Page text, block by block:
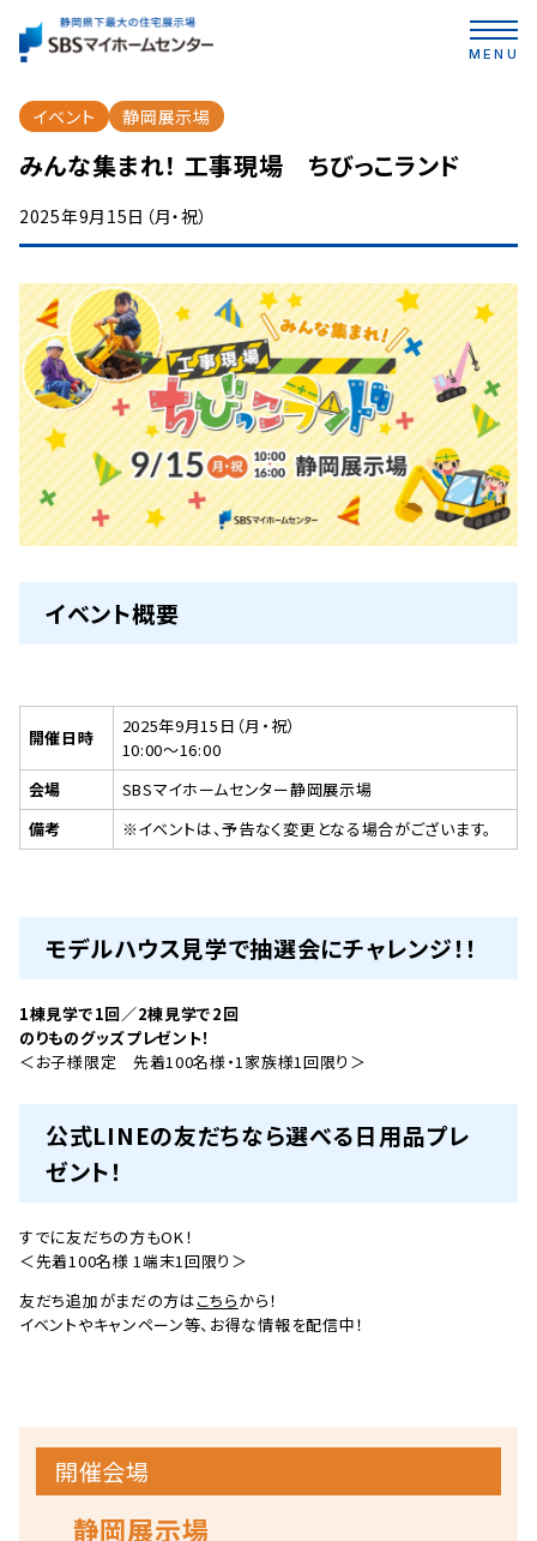
MENU
イベント 静岡展示場
みんな集まれ！ 工事現場 ちびっこランド
2025年9月15日（月・祝）
イベント概要
開催日時
2025年9月15日（月・祝）
10:00～16:00
会場
SBSマイホームセンター静岡展示場
備考
※イベントは、予告なく変更となる場合がございます。
モデルハウス見学で抽選会にチャレンジ！！
1棟見学で1回／2棟見学で2回
のりものグッズプレゼント！
＜お子様限定 先着100名様・1家族様1回限り＞
公式LINEの友だちなら選べる日用品プレ
ゼント！
すでに友だちの方もOK！
＜先着100名様 1端末1回限り＞
友だち追加がまだの方はこちらから！
イベントやキャンペーン等、お得な情報を配信中！
開催会場
静岡展示場